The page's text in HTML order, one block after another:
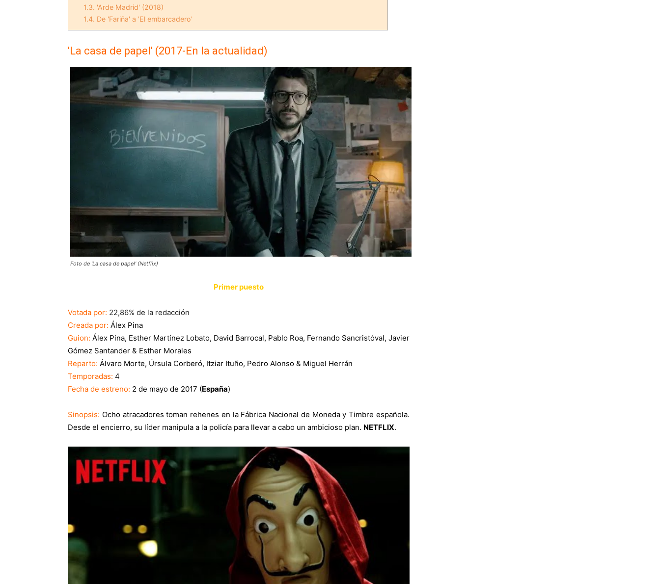
1.3. 'Arde Madrid' (2018)
1.4. De 'Fariña' a 'El embarcadero'
'La casa de papel' (2017-En la actualidad)
Foto de 'La casa de papel' (Netflix)
Primer puesto
Votada por: 22,86% de la redacción
Creada por: Álex Pina
Guion: Álex Pina, Esther Martínez Lobato, David Barrocal, Pablo Roa, Fernando Sancristóval, Javier
Gómez Santander & Esther Morales
Reparto: Álvaro Morte, Úrsula Corberó, Itziar Ituño, Pedro Alonso & Miguel Herrán
Temporadas: 4
Fecha de estreno: 2 de mayo de 2017 (España)
Sinopsis: Ocho atracadores toman rehenes en la Fábrica Nacional de Moneda y Timbre española.
Desde el encierro, su líder manipula a la policía para llevar a cabo un ambicioso plan. NETFLIX.